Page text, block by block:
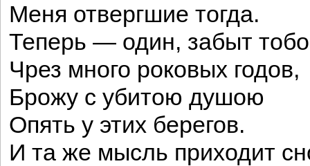
Меня отвергшие тогда.
Теперь — один, забыт
Чрез много роковых годов,
Брожу с убитою душою
Опять у этих берегов.
И та же мысль приходит